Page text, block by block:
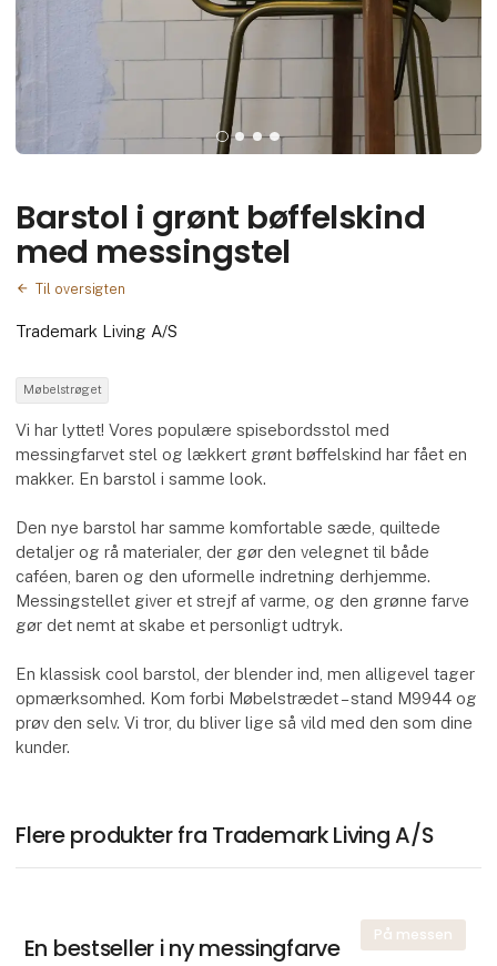
Barstol i grønt bøffelskind
med messingstel
Til oversigten
Trademark Living A/S
Møbelstrøget
Vi har lyttet! Vores populære spisebordsstol med
messingfarvet stel og lækkert grønt bøffelskind har fået en
makker. En barstol i samme look.
Den nye barstol har samme komfortable sæde, quiltede
detaljer og rå materialer, der gør den velegnet til både
caféen, baren og den uformelle indretning derhjemme.
Messingstellet giver et strejf af varme, og den grønne farve
gør det nemt at skabe et personligt udtryk.
En klassisk cool barstol, der blender ind, men alligevel tager
opmærksomhed. Kom forbi Møbelstrædet – stand M9944 og
prøv den selv. Vi tror, du bliver lige så vild med den som dine
kunder.
Flere produkter fra Trademark Living A/S
På messen
En bestseller i ny messingfarve